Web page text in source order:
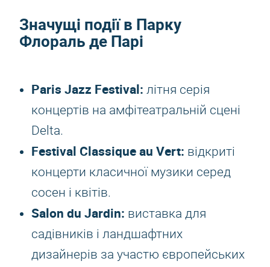
Значущі події в Парку
Флораль де Парі
Paris Jazz Festival: літня серія
концертів на амфітеатральній сцені
Delta.
Festival Classique au Vert: відкриті
концерти класичної музики серед
сосен і квітів.
Salon du Jardin: виставка для
садівників і ландшафтних
дизайнерів за участю європейських